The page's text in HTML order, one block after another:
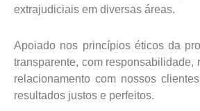
extrajudiciais em diversas áreas.
Apoiado nos princípios éticos da
transparente, com
relacionamento com nossos
resultados justos e perfeitos.